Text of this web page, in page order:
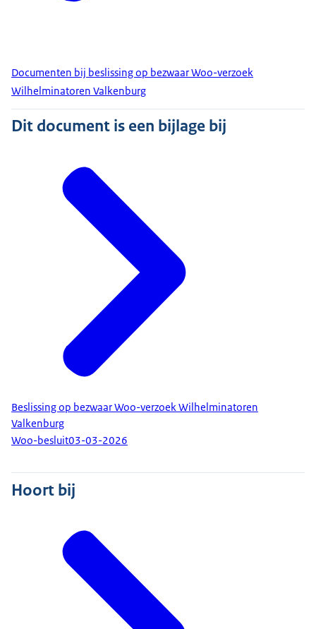
Documenten bij beslissing op bezwaar Woo-verzoek
Wilhelminatoren Valkenburg
Dit document is een bijlage bij
Beslissing op bezwaar Woo-verzoek Wilhelminatoren
Valkenburg
Woo-besluit03-03-2026
Hoort bij